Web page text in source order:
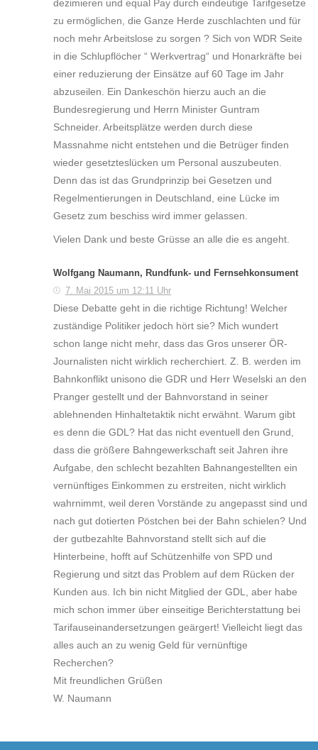
dezimieren und equal Pay durch eindeutige Tarifgesetze
zu ermöglichen, die Ganze Herde zuschlachten und für
noch mehr Arbeitslose zu sorgen ? Sich von WDR Seite
in die Schlupflöcher “ Werkvertrag“ und Honarkräfte bei
einer reduzierung der Einsätze auf 60 Tage im Jahr
abzuseilen. Ein Dankeschön hierzu auch an die
Bundesregierung und Herrn Minister Guntram
Schneider. Arbeitsplätze werden durch diese
Massnahme nicht entstehen und die Betrüger finden
wieder gesetzteslücken um Personal auszubeuten.
Denn das ist das Grundprinzip bei Gesetzen und
Regelmentierungen in Deutschland, eine Lücke im
Gesetz zum beschiss wird immer gelassen.
Vielen Dank und beste Grüsse an alle die es angeht.
Wolfgang Naumann, Rundfunk- und Fernsehkonsument
7. Mai 2015 um 12:11 Uhr
Diese Debatte geht in die richtige Richtung! Welcher
zuständige Politiker jedoch hört sie? Mich wundert
schon lange nicht mehr, dass das Gros unserer ÖR-
Journalisten nicht wirklich recherchiert. Z. B. werden im
Bahnkonflikt unisono die GDR und Herr Weselski an den
Pranger gestellt und der Bahnvorstand in seiner
ablehnenden Hinhaltetaktik nicht erwähnt. Warum gibt
es denn die GDL? Hat das nicht eventuell den Grund,
dass die größere Bahngewerkschaft seit Jahren ihre
Aufgabe, den schlecht bezahlten Bahnangestellten ein
vernünftiges Einkommen zu erstreiten, nicht wirklich
wahrnimmt, weil deren Vorstände zu angepasst sind und
nach gut dotierten Pöstchen bei der Bahn schielen? Und
der gutbezahlte Bahnvorstand stellt sich auf die
Hinterbeine, hofft auf Schützenhilfe von SPD und
Regierung und sitzt das Problem auf dem Rücken der
Kunden aus. Ich bin nicht Mitglied der GDL, aber habe
mich schon immer über einseitige Berichterstattung bei
Tarifauseinandersetzungen geärgert! Vielleicht liegt das
alles auch an zu wenig Geld für vernünftige
Recherchen?
Mit freundlichen Grüßen
W. Naumann